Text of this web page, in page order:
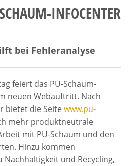
INFOCENTER
bei Fehleranalyse
feiert das PU-Schaum-
neuen Webauftritt. Nach
bietet die Seitewww.pu-
mehr produktneutrale
mit PU-Schaum und den
Hinzu kommen
und Recycling,